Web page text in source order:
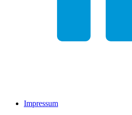
Impressum